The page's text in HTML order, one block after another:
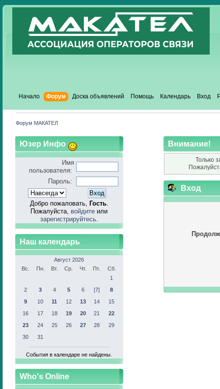
Начало Форум Доска объявлений Помощь Календарь Вход
Форум МАКАТЕЛ
Юзер Инфо
Имя
пользователя:
Пароль:
Добро пожаловать, Гость.
Пожалуйста, войдите или
зарегистрируйтесь.
Наш календарь
Август 2026
Вс.
Пн. Вт. Ср. Чт. Пт.
Сб.
1
2
3 4 5 6 [7]
8
9
10 11 12 13 14
15
16
17 18 19 20 21
22
23
24 25 26 27 28
29
30
31
События в календаре не найдены.
Who's Online
Внимание!
Только
Вход